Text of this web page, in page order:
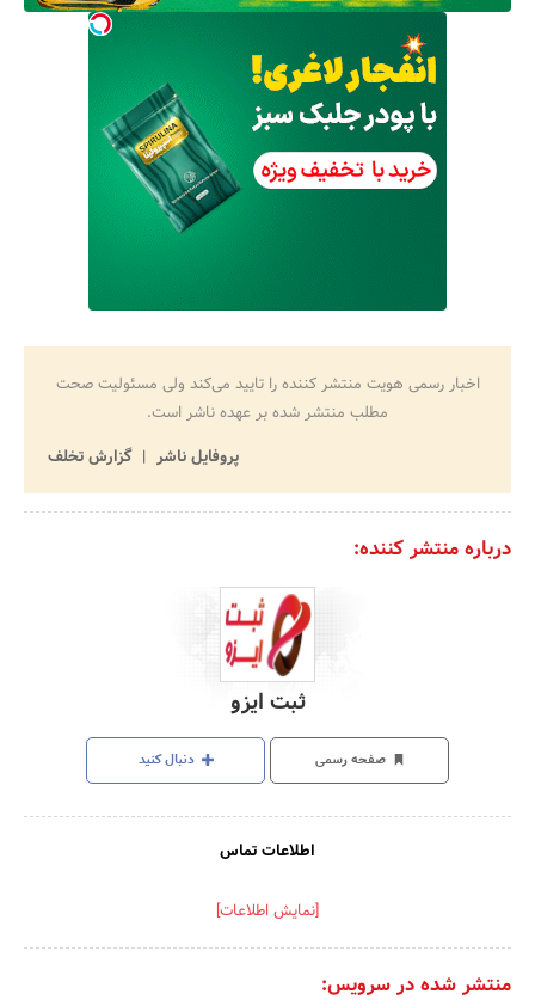
اخبار رسمی هویت منتشر کننده را تایید می‌کند ولی مسئولیت صحت
مطلب منتشر شده بر عهده ناشر است.
پروفایل ناشر
گزارش تخلف
درباره منتشر کننده:
ثبت ایزو
صفحه رسمی دنبال کنید
اطلاعات تماس
[نمایش اطلاعات]
منتشر شده در سرویس: